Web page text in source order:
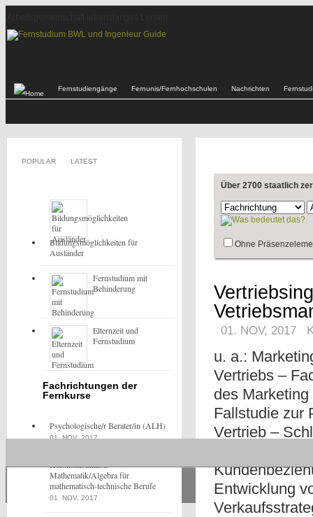
Fernstudiengänge Fernunis/Fernhochschulen Nachrichten
Über 2700 staatlich
Ohne
01. NOV, 2017
u. a.:
Vertriebs –
des
Fallstudie zur
Vertrieb –
Entwicklung
POPULAR LATEST
Bildungsmöglichkeiten für
Ausländer
Fernstudium mit
Behinderung
Elternzeit und
Fernstudium
Fachrichtungen der
Fernkurse
Psychologische/r Berater/in (ALH)
01. NOV, 2017
Kurskombination
Mathematik/Algebra für
mathematisch-technische Berufe
01. NOV, 2017